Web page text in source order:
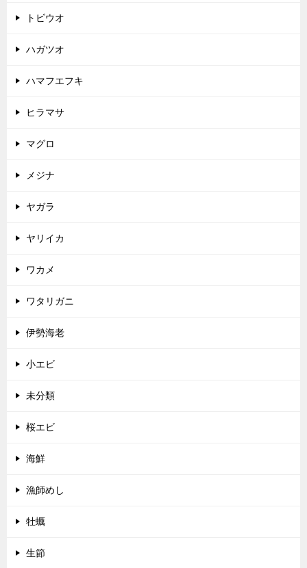
トビウオ
ハガツオ
ハマフエフキ
ヒラマサ
マグロ
メジナ
ヤガラ
ヤリイカ
ワカメ
ワタリガニ
伊勢海老
小エビ
未分類
桜エビ
海鮮
漁師めし
牡蠣
生節